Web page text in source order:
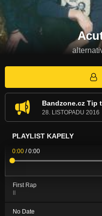
Bandzone.cz Tip
28. LISTOPADU 2016
PLAYLIST KAPELY
0:00 /0:00
First Rap
No Date